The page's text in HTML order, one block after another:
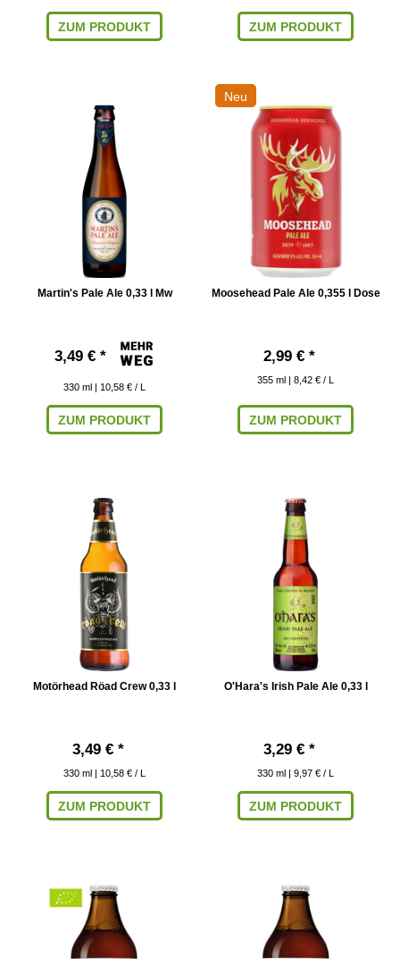
ZUM PRODUKT ZUM PRODUKT
Martin's Pale Ale 0,33 l Mw
3,49 € *
330 ml | 10,58 € / L
ZUM PRODUKT
Neu
Moosehead Pale Ale 0,355 l Dose
2,99 € *
355 ml | 8,42 € / L
ZUM PRODUKT
Motörhead Röad Crew 0,33 l
3,49 € *
330 ml | 10,58 € / L
ZUM PRODUKT
O'Hara's Irish Pale Ale 0,33 l
3,29 € *
330 ml | 9,97 € / L
ZUM PRODUKT